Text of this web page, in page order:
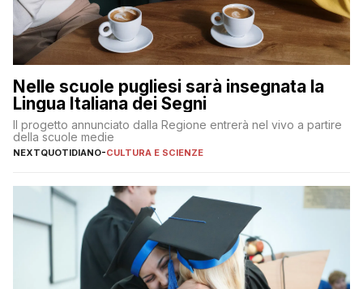
Nelle scuole pugliesi sarà insegnata la
Lingua Italiana dei Segni
Il progetto annunciato dalla Regione entrerà nel vivo a partire
della scuole medie
NEXTQUOTIDIANO-CULTURA E SCIENZE